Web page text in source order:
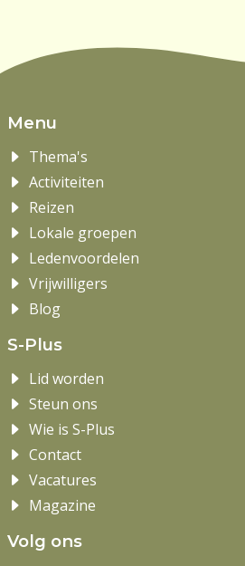
Menu
Thema's
Activiteiten
Reizen
Lokale groepen
Ledenvoordelen
Vrijwilligers
Blog
S-Plus
Lid worden
Steun ons
Wie is S-Plus
Contact
Vacatures
Magazine
Volg ons